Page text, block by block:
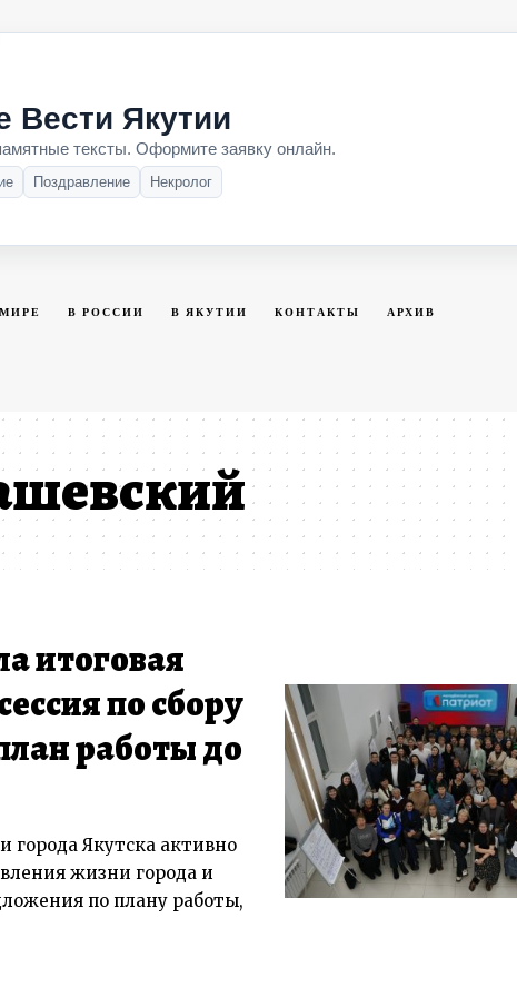
Вести Якутии
тексты. Оформите заявку онлайн.
Поздравление Некролог
В РОССИИ В ЯКУТИИ КОНТАКТЫ АРХИВ
итоговая
по сбору
работы до
города Якутска активно
жизни города и
по плану работы,